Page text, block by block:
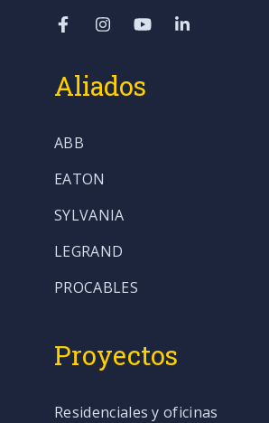
Aliados
ABB
EATON
SYLVANIA
LEGRAND
PROCABLES
Proyectos
Residenciales y oficinas